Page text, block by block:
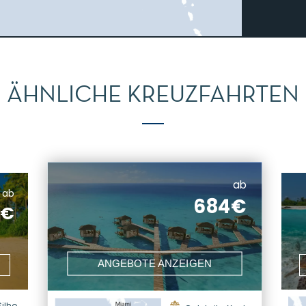
ÄHNLICHE KREUZFAHRTEN
ab
ab
684€
ANGEBOTE ANZEIGEN